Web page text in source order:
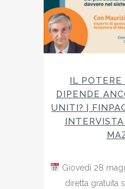
IL POTERE
DIPENDE
UNITI? |
Giovedì 28
diretta gratuita